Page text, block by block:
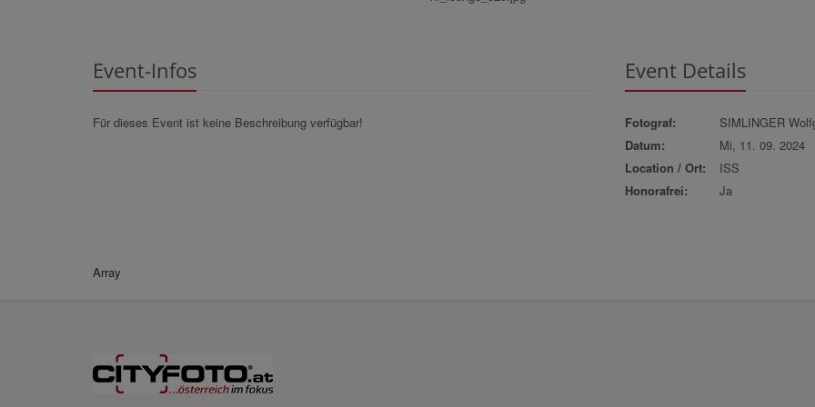
Event-Infos
Für dieses Event ist keine Beschreibung verfügbar!
Event Details
Fotograf:
SIMLINGER
Datum:
Mi, 11. 09. 2024
Location / Ort:
ISS
Honorafrei:
Ja
Array